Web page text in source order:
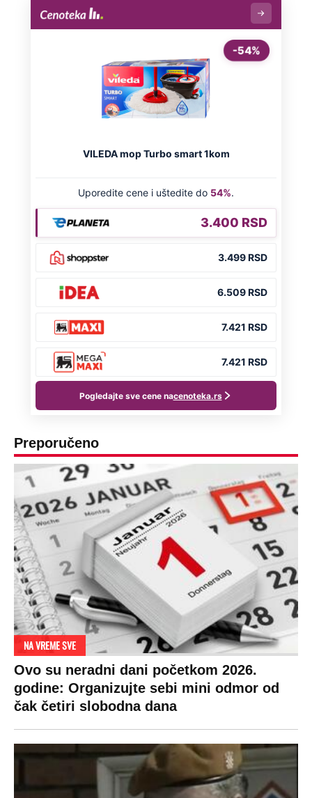
Preporučeno
NA VREME SVE
Ovo su neradni dani početkom 2026.
godine: Organizujte sebi mini odmor od
čak četiri slobodna dana